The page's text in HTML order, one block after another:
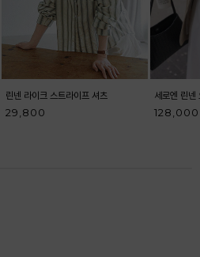
린넨 라이크 스트라이프 셔츠
29,800
세로엔 린
128,000